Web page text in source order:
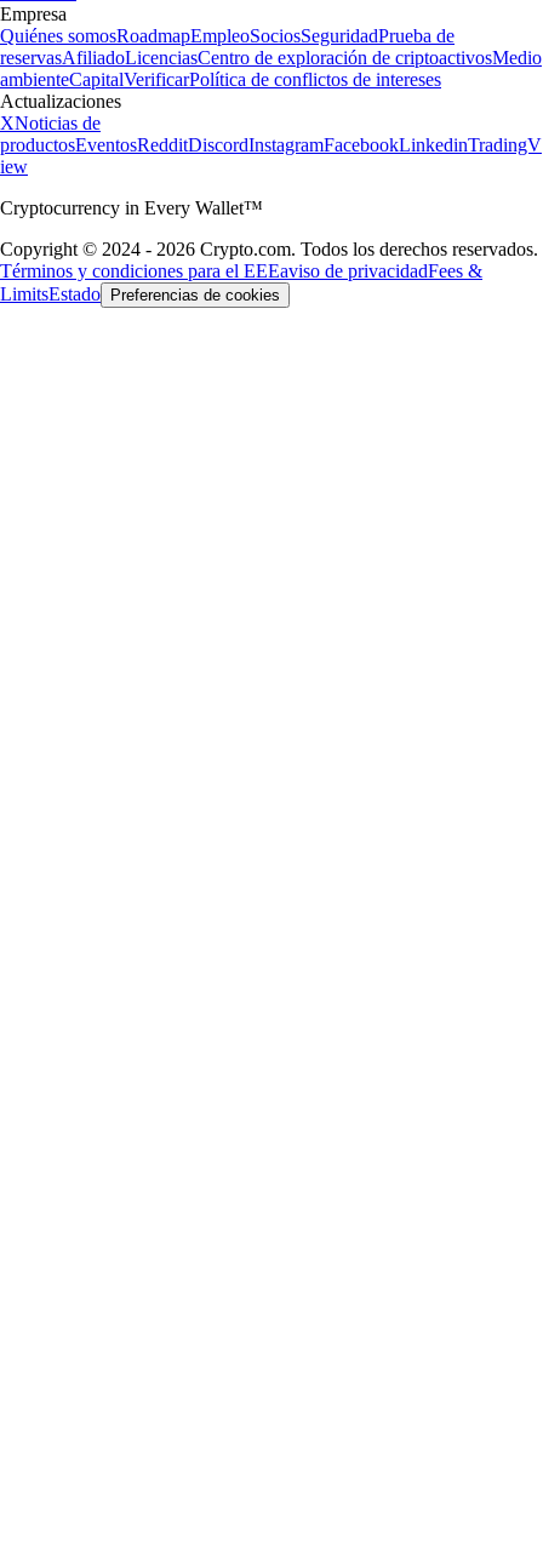
Empresa
Quiénes somosRoadmapEmpleoSociosSeguridadPrueba de
reservasAfiliadoLicenciasCentro de exploración de criptoactivosMedio
ambienteCapitalVerificarPolítica de conflictos de intereses
Actualizaciones
XNoticias de
productosEventosRedditDiscordInstagramFacebookLinkedinTradingV
iew
Cryptocurrency in Every Wallet™
Copyright © 2024 - 2026 Crypto.com. Todos los derechos reservados.
Términos y condiciones para el EEEaviso de privacidadFees &
LimitsEstado Preferencias de cookies